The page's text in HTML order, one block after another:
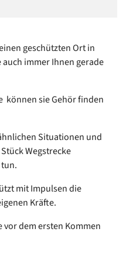
geschützten Ort in
immer Ihnen gerade
können sie Gehör finden
Situationen und
Wegstrecke
mit Impulsen die
Kräfte.
dem ersten Kommen